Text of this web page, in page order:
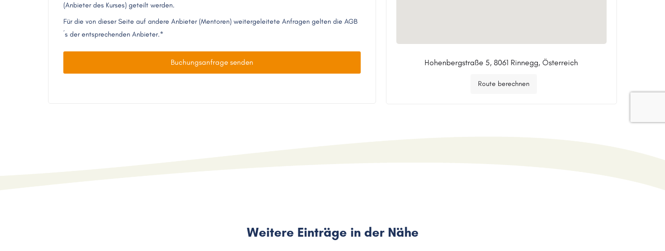
(Anbieter des Kurses) geteilt werden.
Für die von dieser Seite auf andere Anbieter (Mentoren) weitergeleitete Anfragen gelten die AGB
´s der entsprechenden Anbieter.*
Buchungsanfrage senden Hohenbergstraße 5, 8061 Rinnegg, Österreich
Route berechnen
Weitere Einträge in der Nähe